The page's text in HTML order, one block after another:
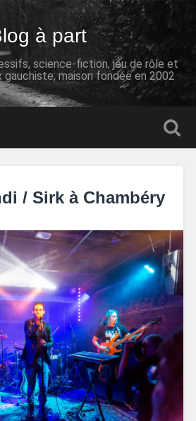
à part
science-fiction, jeu de rôle et
gauchiste; maison fondée en 2002
/ Sirk à Chambéry